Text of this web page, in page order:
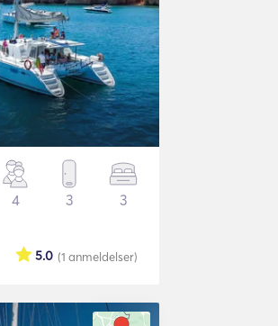
4 3 3
(1 anmeldelser)
5.0